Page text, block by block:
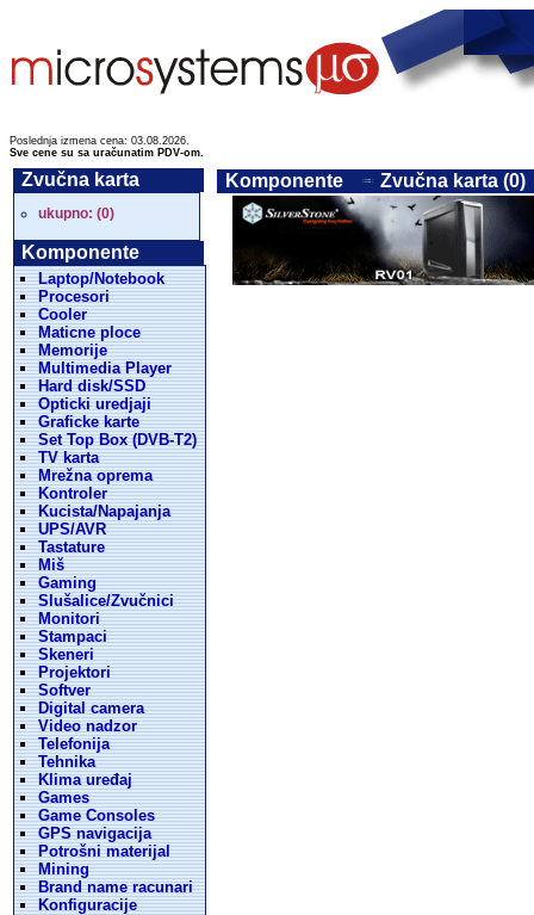
Poslednja izmena cena: 03.08.2026.
Sve cene su sa uračunatim PDV-om.
Zvučna karta
ukupno: (0)
Komponente
Laptop/Notebook
Procesori
Cooler
Maticne ploce
Memorije
Multimedia Player
Hard disk/SSD
Opticki uredjaji
Graficke karte
Set Top Box (DVB-T2)
TV karta
Mrežna oprema
Kontroler
Kucista/Napajanja
UPS/AVR
Tastature
Miš
Gaming
Slušalice/Zvučnici
Monitori
Stampaci
Skeneri
Projektori
Softver
Digital camera
Video nadzor
Telefonija
Tehnika
Klima uređaj
Games
Game Consoles
GPS navigacija
Potrošni materijal
Mining
Brand name racunari
Konfiguracije
Komponente Zvučna karta (0)